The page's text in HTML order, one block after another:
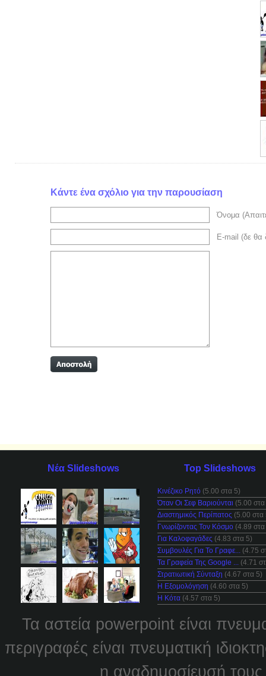
Κάντε ένα σχόλιο για την παρουσίαση
Όνομα
E-mail (δε θα
Νέα Slideshows Top Slideshows
Κινέζικο Ρητό (5.00 στα 5)
Όταν Οι Σεφ Βαριούνται (5.00
Διαστημικός Περίπατος (5.00 στα
Γνωρίζοντας Τον Κόσμο (4.89
Για Καλοφαγάδες (4.83 στα 5)
Συμβουλές Για Το Γραφε... (4.75
Τα Γραφεία Της Google ... (4.71
Στρατιωτική Σύνταξη (4.67 στα 5)
Η Εξομολόγηση (4.60 στα 5)
Η Κότα (4.57 στα 5)
Τα αστεία powerpoint είναι
περιγραφές είναι πνευματική
η αναδημοσίευσή τους